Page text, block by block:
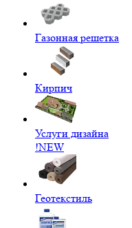
Газонная решетка
Кирпич
Услуги дизайна
!NEW
Геотекстиль